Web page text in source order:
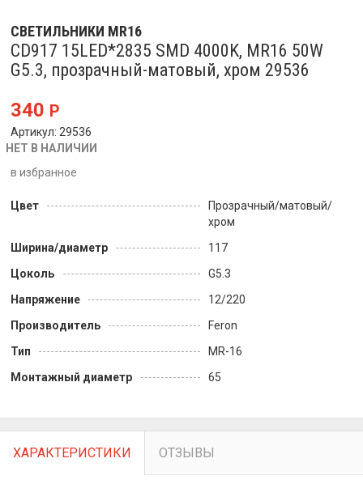
СВЕТИЛЬНИКИ MR16
CD917 15LED*2835 SMD 4000K, MR16 50W
G5.3, прозрачный-матовый, хром 29536
340 Р
Артикул: 29536
НЕТ В НАЛИЧИИ
в избранное
Цвет
Прозрачный/матовый/
хром
Ширина/диаметр
117
Цоколь
G5.3
Напряжение
12/220
Производитель
Feron
Тип
MR-16
Монтажный диаметр
65
ХАРАКТЕРИСТИКИ ОТЗЫВЫ